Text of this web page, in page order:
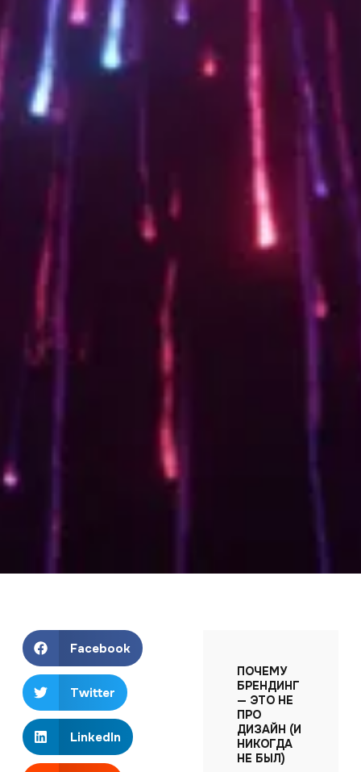
Facebook
Twitter
LinkedIn
ПОЧЕМУ
БРЕНДИНГ
— ЭТО НЕ
ПРО
ДИЗАЙН (И
НИКОГДА
НЕ БЫЛ)